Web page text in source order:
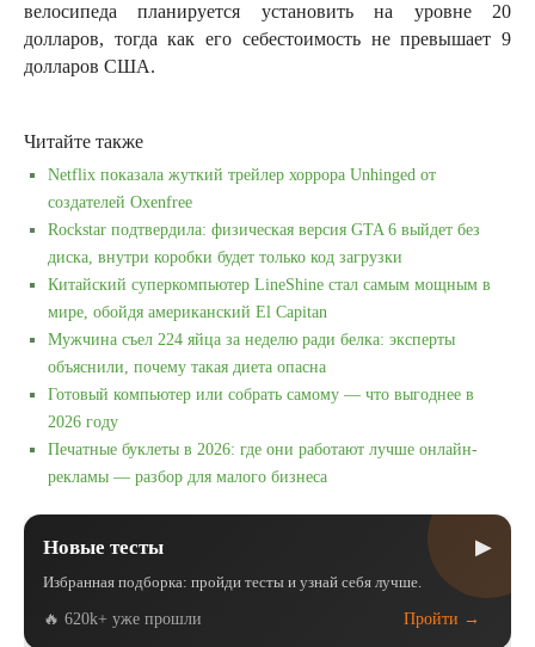
велосипеда планируется установить на уровне 20
долларов, тогда как его себестоимость не превышает 9
долларов США.
Читайте также
Netflix показала жуткий трейлер хоррора Unhinged от
создателей Oxenfree
Rockstar подтвердила: физическая версия GTA 6 выйдет без
диска, внутри коробки будет только код загрузки
Китайский суперкомпьютер LineShine стал самым мощным в
мире, обойдя американский El Capitan
Мужчина съел 224 яйца за неделю ради белка: эксперты
объяснили, почему такая диета опасна
Готовый компьютер или собрать самому — что выгоднее в
2026 году
Печатные буклеты в 2026: где они работают лучше онлайн-
рекламы — разбор для малого бизнеса
Новые тесты ▶
Избранная подборка: пройди тесты и узнай себя лучше.
🔥 620k+ уже прошли Пройти →